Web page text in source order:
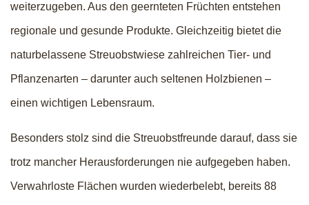
weiterzugeben. Aus den geernteten Früchten entstehen
regionale und gesunde Produkte. Gleichzeitig bietet die
naturbelassene Streuobstwiese zahlreichen Tier- und
Pflanzenarten – darunter auch seltenen Holzbienen –
einen wichtigen Lebensraum.
Besonders stolz sind die Streuobstfreunde darauf, dass sie
trotz mancher Herausforderungen nie aufgegeben haben.
Verwahrloste Flächen wurden wiederbelebt, bereits 88